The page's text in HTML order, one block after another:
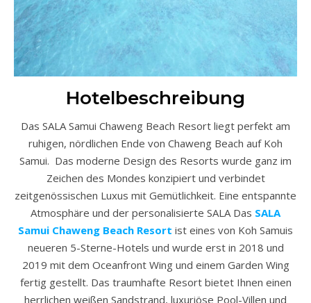
Hotelbeschreibung
Das SALA Samui Chaweng Beach Resort liegt perfekt am
ruhigen, nördlichen Ende von Chaweng Beach auf Koh
Samui. Das moderne Design des Resorts wurde ganz im
Zeichen des Mondes konzipiert und verbindet
zeitgenössischen Luxus mit Gemütlichkeit. Eine entspannte
Atmosphäre und der personalisierte SALA Das SALA
Samui Chaweng Beach Resort ist eines von Koh Samuis
neueren 5-Sterne-Hotels und wurde erst in 2018 und
2019 mit dem Oceanfront Wing und einem Garden Wing
fertig gestellt. Das traumhafte Resort bietet Ihnen einen
herrlichen weißen Sandstrand, luxuriöse Pool-Villen und